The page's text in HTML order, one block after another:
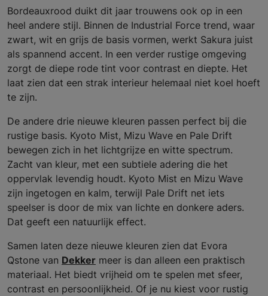
Bordeauxrood duikt dit jaar trouwens ook op in een
heel andere stijl. Binnen de Industrial Force trend, waar
zwart, wit en grijs de basis vormen, werkt Sakura juist
als spannend accent. In een verder rustige omgeving
zorgt de diepe rode tint voor contrast en diepte. Het
laat zien dat een strak interieur helemaal niet koel hoeft
te zijn.
De andere drie nieuwe kleuren passen perfect bij die
rustige basis. Kyoto Mist, Mizu Wave en Pale Drift
bewegen zich in het lichtgrijze en witte spectrum.
Zacht van kleur, met een subtiele adering die het
oppervlak levendig houdt. Kyoto Mist en Mizu Wave
zijn ingetogen en kalm, terwijl Pale Drift net iets
speelser is door de mix van lichte en donkere aders.
Dat geeft een natuurlijk effect.
Samen laten deze nieuwe kleuren zien dat Evora
Qstone van Dekker meer is dan alleen een praktisch
materiaal. Het biedt vrijheid om te spelen met sfeer,
contrast en persoonlijkheid. Of je nu kiest voor rustig